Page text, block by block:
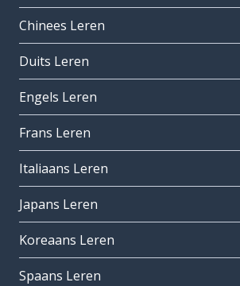
Chinees Leren
Duits Leren
Engels Leren
Frans Leren
Italiaans Leren
Japans Leren
Koreaans Leren
Spaans Leren